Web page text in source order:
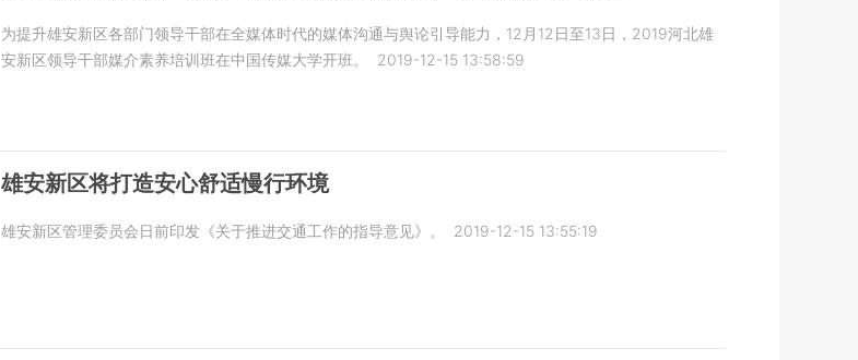
为提升雄安新区各部门领导干部在全媒体时代的媒体沟通与舆论引导能力，12月12日至13日，2019河北雄
安新区领导干部媒介素养培训班在中国传媒大学开班。
2019-12-15 13:58:59
雄安新区将打造安心舒适慢行环境
雄安新区管理委员会日前印发《关于推进交通工作的指导意见》。 2019-12-15 13:55:19